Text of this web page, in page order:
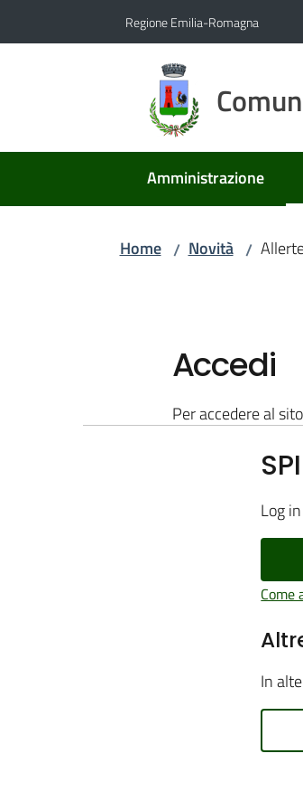
Regione Emilia-Romagna
Amministrazione
Home / Novità /
Accedi
Per accedere al
Log
Come
In